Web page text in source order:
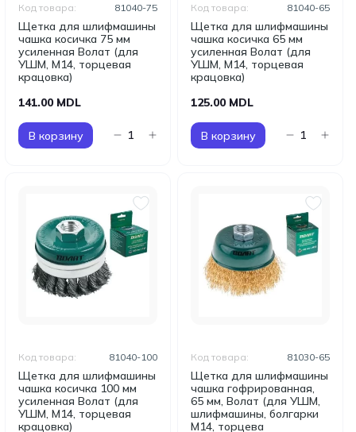
Щетка для шлифмашины
чашка косичка 75 мм
усиленная Волат (для
УШМ, М14, торцевая
крацовка)
Код товара: 81040-75
141.00 MDL
В корзину
Щетка для шлифмашины
чашка косичка 65 мм
усиленная Волат (для
УШМ, М14, торцевая
крацовка)
Код товара: 81040-65
125.00 MDL
В корзину
Щетка для шлифмашины
чашка косичка 100 мм
усиленная Волат (для
УШМ, М14, торцевая
крацовка)
Код товара: 81040-100
Щетка для шлифмашины
чашка гофрированная,
65 мм, Волат (для УШМ,
шлифмашины, болгарки
М14, торцева
Код товара: 81030-65